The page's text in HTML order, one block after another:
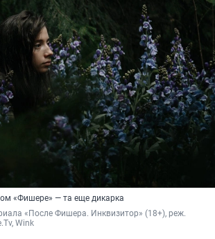
«Фишере» — та еще дикарка
«После Фишера. Инквизитор» (18+), реж.
Wink